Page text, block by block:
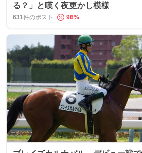
る？」と嘆く夜更かし模様
631件のポスト 96%